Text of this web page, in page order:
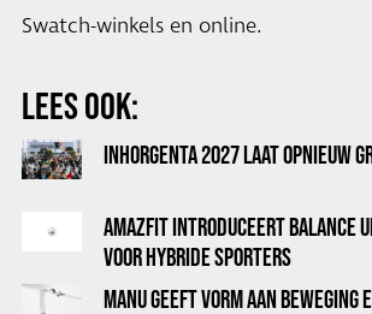
Swatch-winkels en online.
LEES OOK:
INHORGENTA 2027 LAAT OPNIEUW
AMAZFIT INTRODUCEERT BALANCE
VOOR HYBRIDE SPORTERS
MANU GEEFT VORM AAN BEWEGING